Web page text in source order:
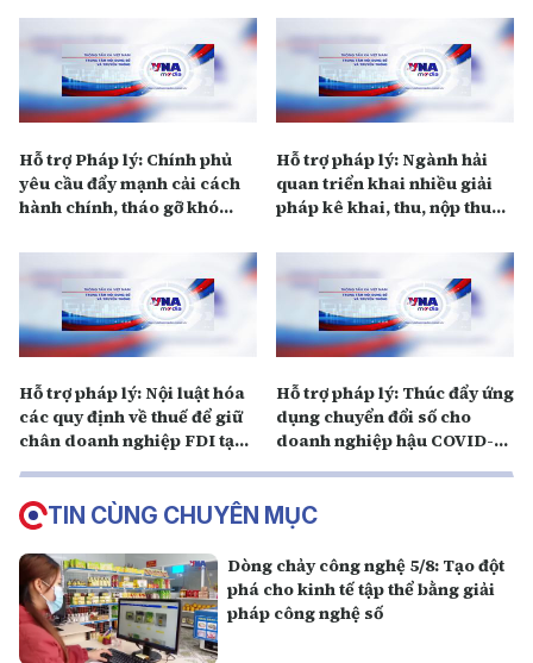
Hỗ trợ Pháp lý: Chính phủ
yêu cầu đẩy mạnh cải cách
hành chính, tháo gỡ khó
Hỗ trợ pháp lý: Ngành hải
quan triển khai nhiều giải
pháp kê khai, thu, nộp thuế
nghiệp XNK phục hồi
Hỗ trợ pháp lý: Nội luật hóa
các quy định về thuế để giữ
chân doanh nghiệp FDI tạo
Hỗ trợ pháp lý: Thúc đẩy ứng
dụng chuyển đổi số cho
doanh nghiệp hậu COVID-19
TIN CÙNG CHUYÊN MỤC
Dòng chảy công nghệ 5/8: Tạo đột
phá cho kinh tế tập thể bằng giải
pháp công nghệ số